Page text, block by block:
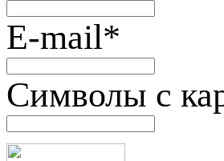
E-mail*
Символы с